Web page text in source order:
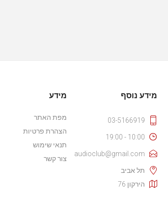
מידע נוסף
03-5166919
10:00 - 19:00
audioclub@gmail.com
תל אביב
הירקון 76
מידע
מפת האתר
הצהרת פרטיות
תנאי שימוש
צור קשר